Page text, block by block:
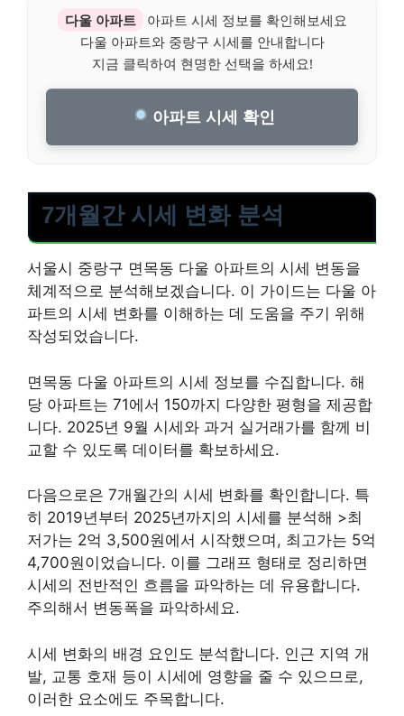
다울 아파트
아파트 시세 정보를 확인해보세요
다울 아파트와 중랑구 시세를 안내합니다
지금 클릭하여 현명한 선택을 하세요!
아파트 시세 확인
7개월간 시세 변화 분석
서울시 중랑구 면목동 다울 아파트의 시세 변동을
체계적으로 분석해보겠습니다. 이 가이드는 다울 아
파트의 시세 변화를 이해하는 데 도움을 주기 위해
작성되었습니다.
면목동 다울 아파트의 시세 정보를 수집합니다. 해
당 아파트는 71에서 150까지 다양한 평형을 제공합
니다. 2025년 9월 시세와 과거 실거래가를 함께 비
교할 수 있도록 데이터를 확보하세요.
다음으로은 7개월간의 시세 변화를 확인합니다. 특
히 2019년부터 2025년까지의 시세를 분석해 >최
저가는 2억 3,500원에서 시작했으며, 최고가는 5억
4,700원이었습니다. 이를 그래프 형태로 정리하면
시세의 전반적인 흐름을 파악하는 데 유용합니다.
주의해서 변동폭을 파악하세요.
시세 변화의 배경 요인도 분석합니다. 인근 지역 개
발, 교통 호재 등이 시세에 영향을 줄 수 있으므로,
이러한 요소에도 주목합니다.